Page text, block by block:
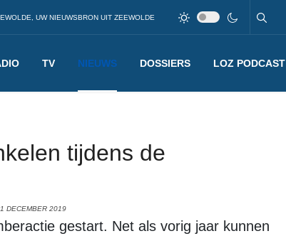
UW NIEUWSBRON UIT ZEEWOLDE
TV NIEUWS DOSSIERS LOZ PODCAST
tijdens de
DECEMBER 2019
gestart. Net als vorig jaar kunnen